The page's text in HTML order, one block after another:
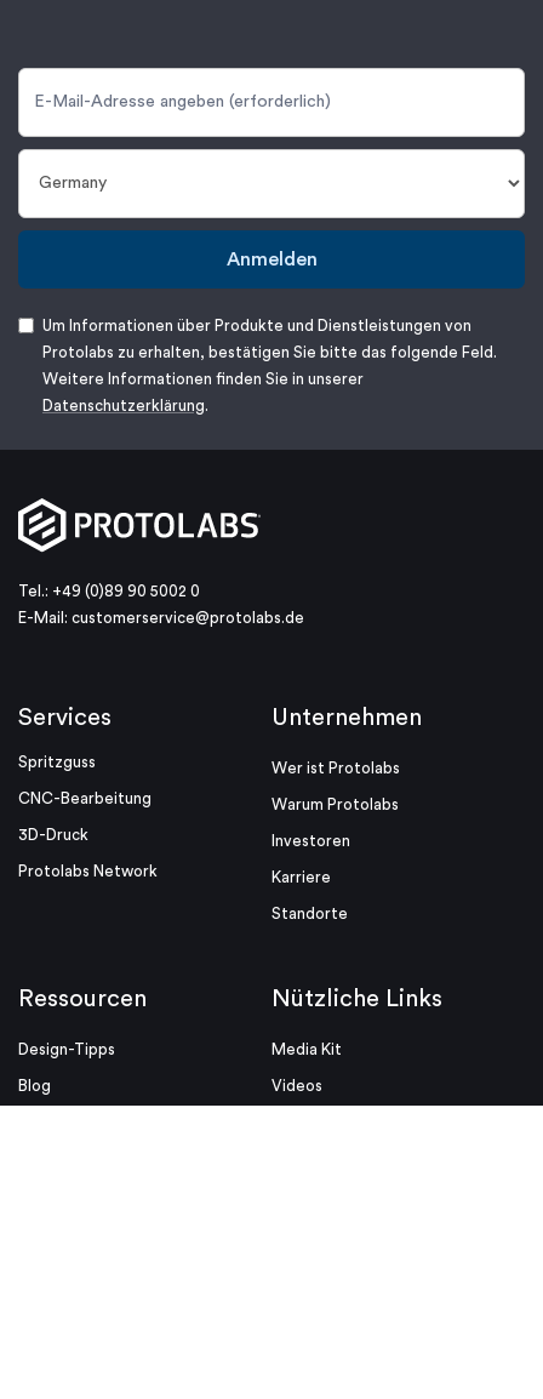
Anmelden
Um Informationen über Produkte und Dienstleistungen von
Protolabs zu erhalten, bestätigen Sie bitte das folgende Feld.
Weitere Informationen finden Sie in unserer
Datenschutzerklärung.
Tel.: +49 (0)89 90 5002 0
E-Mail: customerservice@protolabs.de
Services
Spritzguss
CNC-Bearbeitung
3D-Druck
Protolabs Network
Unternehmen
Wer ist Protolabs
Warum Protolabs
Investoren
Karriere
Standorte
Ressourcen
Design-Tipps
Blog
Nützliche Links
Media Kit
Videos